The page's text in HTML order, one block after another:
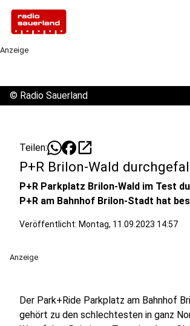
Anzeige
© Radio Sauerland
Teilen: open_in_new
P+R Brilon-Wald
P+R Parkplatz Brilon-Wald im Test
P+R am Bahnhof Brilon-Stadt hat
Veröffentlicht: Montag, 11.09.2023 14:57
Anzeige
Der Park+Ride Parkplatz am Bahnhof
gehört zu den schlechtesten in ganz